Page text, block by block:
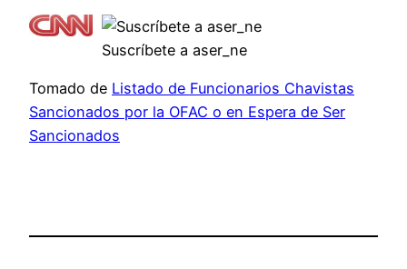
Suscríbete a aser_ne
Tomado de Listado de Funcionarios Chavistas
Sancionados por la OFAC o en Espera de Ser
Sancionados